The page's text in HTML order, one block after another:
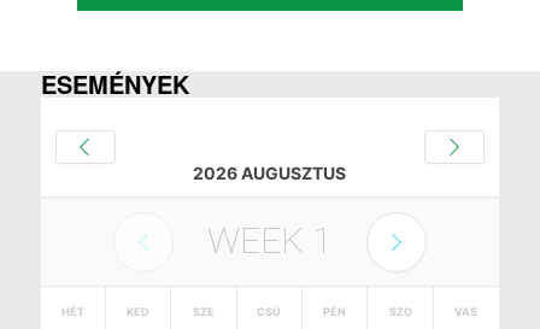
ESEMÉNYEK
2026 AUGUSZTUS
WEEK 1
HÉT KED SZE CSÜ PÉN SZO VAS